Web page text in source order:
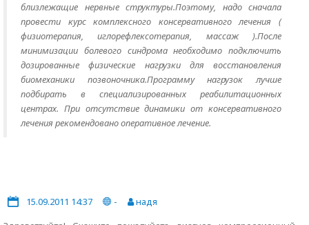
близлежащие нервные структуры.Поэтому, надо сначала
провести курс комплексного консервативного лечения (
физиотерапия, иглорефлексотерапия, массаж ).После
минимизации болевого синдрома необходимо подключить
дозированные физические нагрузки для восстановления
биомеханики позвоночника.Программу нагрузок лучше
подбирать в специализированных реабилитационных
центрах. При отсутствие динамики от консервативного
лечения рекомендовано оперативное лечение.
15.09.2011 14:37 -
надя